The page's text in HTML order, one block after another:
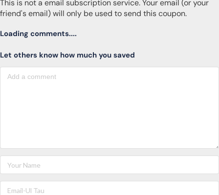
This is not a email subscription service. Your email (or your
friend's email) will only be used to send this coupon.
Loading comments....
Let others know how much you saved